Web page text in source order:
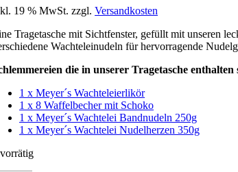
19 % MwSt. zzgl. Versandkosten
Tragetasche mit Sichtfenster, gefüllt mit unseren
Wachteleinudeln für hervorragende
die in unserer Tragetasche enthalten
1 x Meyer´s Wachteleierlikör
1 x 8 Waffelbecher mit Schoko
1 x Meyer´s Wachtelei Bandnudeln 250g
1 x Meyer´s Wachtelei Nudelherzen 350g